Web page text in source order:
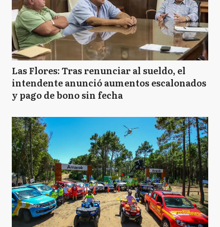
Las Flores: Tras renunciar al sueldo, el
intendente anunció aumentos escalonados
y pago de bono sin fecha